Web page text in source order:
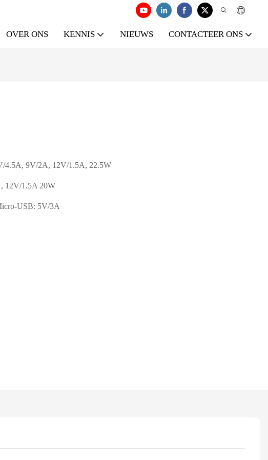
OVER ONS KENNIS NIEUWS CONTACTEER ONS
4.5A, 9V/2A, 12V/1.5A, 22.5W
12V/1.5A 20W
USB: 5V/3A